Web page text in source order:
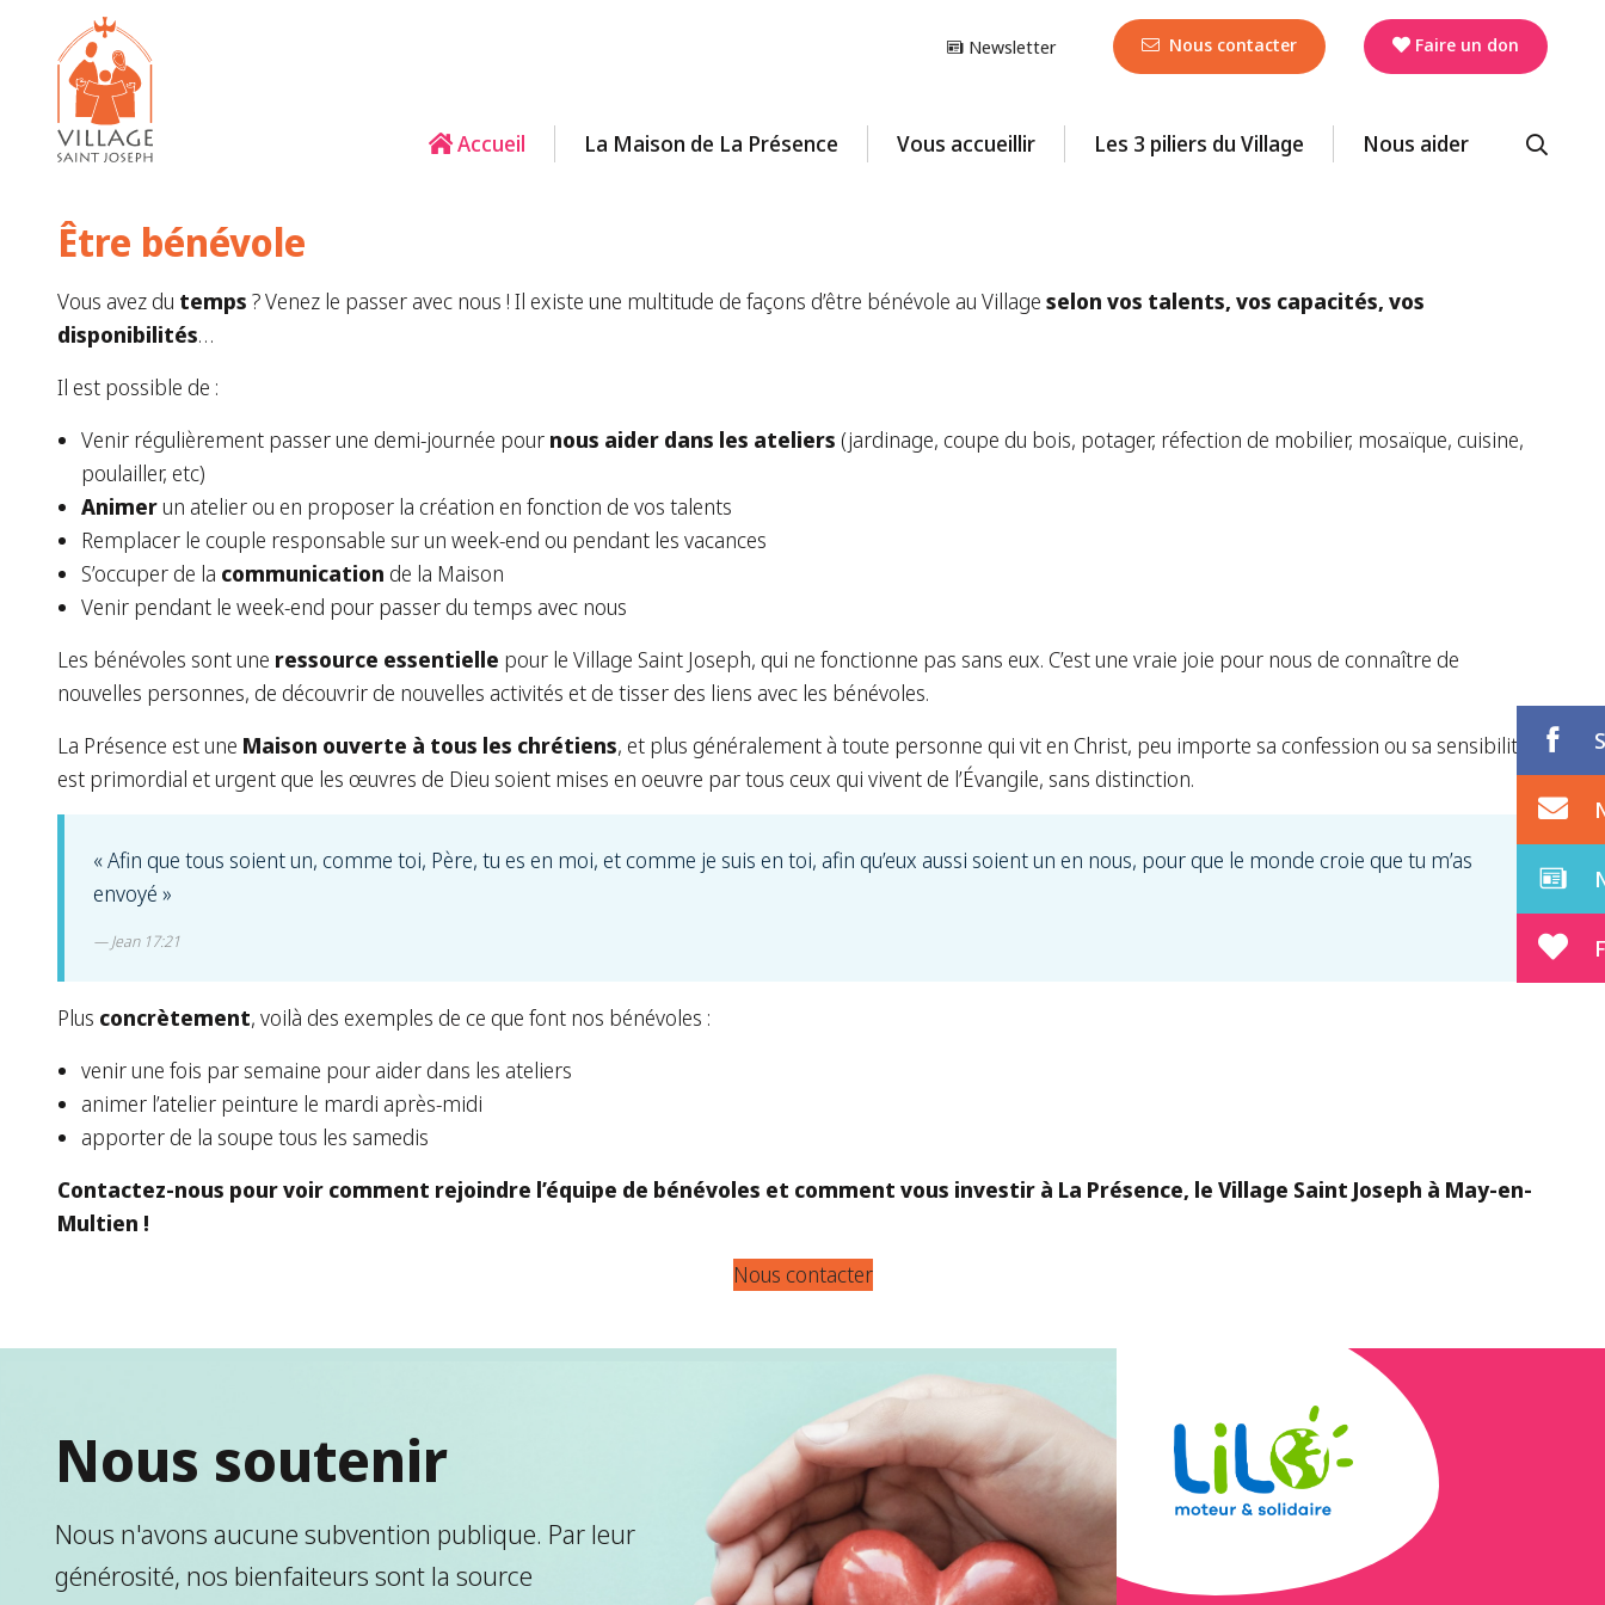
Newsletter Nous contacter Faire un don
Accueil La Maison de La Présence Vous accueillir Les 3 piliers du Village Nous aider
Être bénévole
Vous avez du temps ? Venez le passer avec nous ! Il existe une multitude de façons d’être bénévole au Village selon vos talents, vos capacités, vos
disponibilités…
Il est possible de :
Venir régulièrement passer une demi-journée pour nous aider dans les ateliers (jardinage, coupe du bois, potager, réfection de mobilier, mosaïque, cuisine,
poulailler, etc)
Animerun atelier ou en proposer la création en fonction de vos talents
Remplacer le couple responsable sur un week-end ou pendant les vacances
S’occuper de la communication de la Maison
Venir pendant le week-end pour passer du temps avec nous
Les bénévoles sont une ressource essentielle pour le Village Saint Joseph, qui ne fonctionne pas sans eux. C’est une vraie joie pour nous de connaître de
nouvelles personnes, de découvrir de nouvelles activités et de tisser des liens avec les bénévoles.
La Présence est une Maison ouverte à tous les chrétiens, et plus généralement à toute personne qui vit en Christ, peu importe sa confession ou sa sensibilité. Il
est primordial et urgent que les œuvres de Dieu soient mises en oeuvre par tous ceux qui vivent de l’Évangile, sans distinction.
« Afin que tous soient un, comme toi, Père, tu es en moi, et comme je suis en toi, afin qu’eux aussi soient un en nous, pour que le monde croie que tu m’as
envoyé »
Jean 17:21
Plus concrètement, voilà des exemples de ce que font nos bénévoles :
venir une fois par semaine pour aider dans les ateliers
animer l’atelier peinture le mardi après-midi
apporter de la soupe tous les samedis
Contactez-nous pour voir comment rejoindre l’équipe de bénévoles et comment vous investir à La Présence, le Village Saint Joseph à May-en-
Multien !
Nous contacter
Nous soutenir
Nous n'avons aucune subvention publique. Par leur
générosité, nos bienfaiteurs sont la source